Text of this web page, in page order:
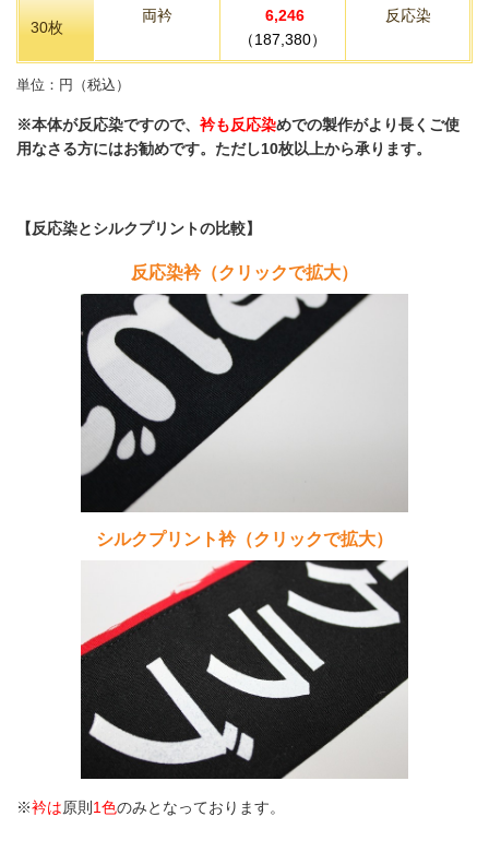
30枚
両衿 6,246
（187,380）
反応染
単位：円（税込）
※本体が反応染ですので、 衿も反応染めでの製作がより長くご使
用なさる方にはお勧めです。ただし10枚以上から承ります。
【反応染とシルクプリントの比較】
反応染衿（クリックで拡大）
シルクプリント衿（クリックで拡大）
※衿は原則1色のみとなっております。